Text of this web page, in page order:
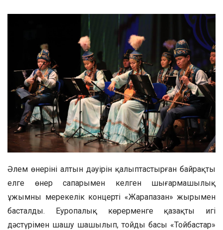
Әлем өнерінің алтын дәуірін қалыптастырған байрақты
елге өнер сапарымен келген шығармашылық
ұжымның мерекелік концерті «Жарапазан» жырымен
басталды. Еуропалық көрерменге қазақтың игі
дәстүрімен шашу шашылып, тойдың басы «Тойбастар»